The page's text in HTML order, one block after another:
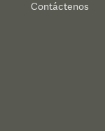
Contáctenos